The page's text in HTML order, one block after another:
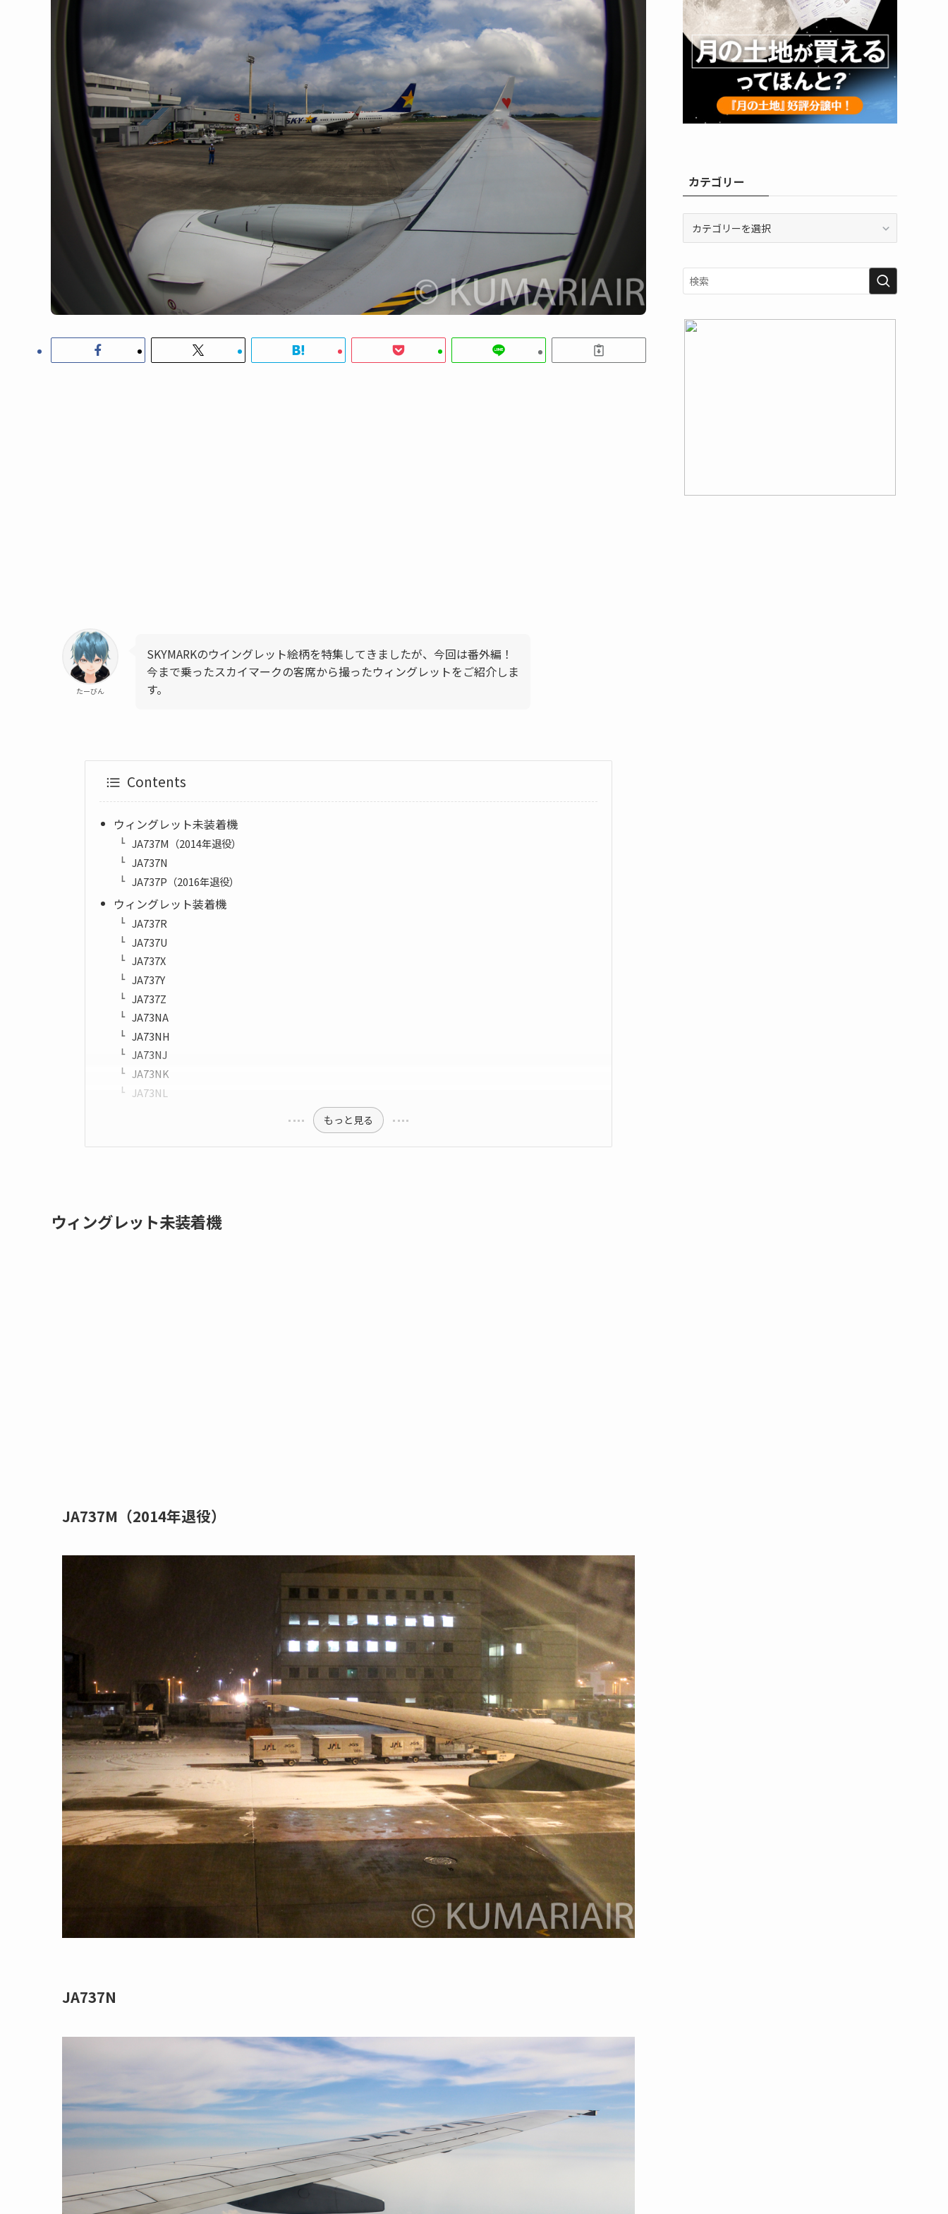
たーびん
SKYMARKのウイングレット絵柄を特集してきましたが、今回は番外編！
今まで乗ったスカイマークの客席から撮ったウィングレットをご紹介しま
す。
Contents
ウィングレット未装着機
JA737M（2014年退役）
JA737N
JA737P（2016年退役）
ウィングレット装着機
JA737R
JA737U
JA737X
JA737Y
JA737Z
JA73NA
JA73NH
JA73NJ
JA73NK
JA73NL
もっと見る
ウィングレット未装着機
JA737M（2014年退役）
JA737N
カテゴリー
リ
ー